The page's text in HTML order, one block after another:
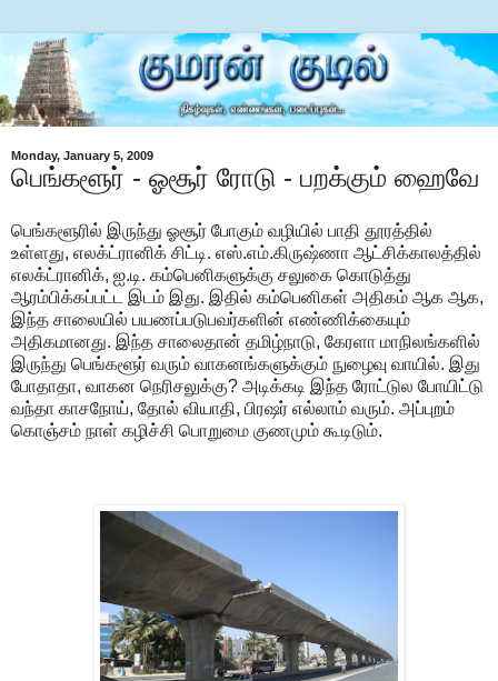
Monday, January 5, 2009
பெங்களூர் - ஓசூர் ரோடு - பறக்கும் ஹைவே
பெங்களூரில் இருந்து ஓசூர் போகும் வழியில் பாதி தூரத்தில்
உள்ளது, எலக்ட்ரானிக் சிட்டி. எஸ்.எம்.கிருஷ்ணா ஆட்சிக்காலத்தில்
எலக்ட்ரானிக், ஐ.டி. கம்பெனிகளுக்கு சலுகை கொடுத்து
ஆரம்பிக்கப்பட்ட இடம் இது. இதில் கம்பெனிகள் அதிகம் ஆக ஆக,
இந்த சாலையில் பயணப்படுபவர்களின் எண்ணிக்கையும்
அதிகமானது. இந்த சாலைதான் தமிழ்நாடு, கேரளா மாநிலங்களில்
இருந்து பெங்களூர் வரும் வாகனங்களுக்கும் நுழைவு வாயில். இது
போதாதா, வாகன நெரிசலுக்கு? அடிக்கடி இந்த ரோட்டுல போயிட்டு
வந்தா காசநோய், தோல் வியாதி, பிரஷர் எல்லாம் வரும். அப்புறம்
கொஞ்சம் நாள் கழிச்சி பொறுமை குணமும் கூடிடும்.